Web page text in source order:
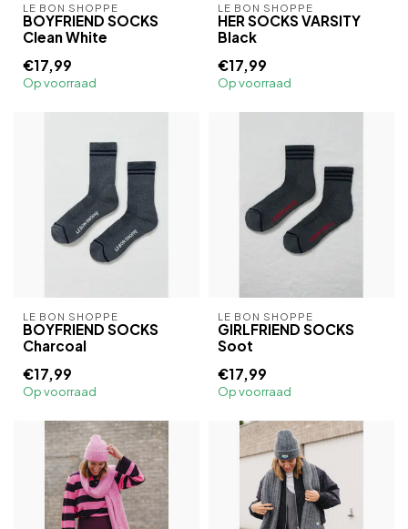
LE BON SHOPPE
BOYFRIEND SOCKS
Clean White
€17,99
Op voorraad
LE BON SHOPPE
HER SOCKS VARSITY
Black
€17,99
Op voorraad
LE BON SHOPPE
BOYFRIEND SOCKS
Charcoal
€17,99
Op voorraad
LE BON SHOPPE
GIRLFRIEND SOCKS
Soot
€17,99
Op voorraad